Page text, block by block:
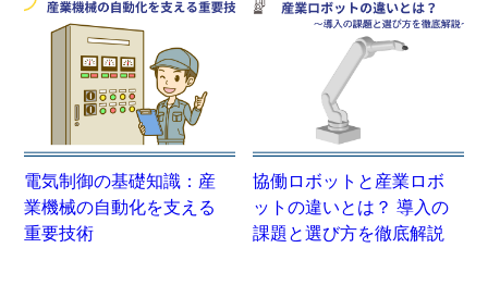
電気制御の基礎知識：産
業機械の自動化を支える
重要技術
協働ロボットと産業ロボ
ットの違いとは？ 導入の
課題と選び方を徹底解説